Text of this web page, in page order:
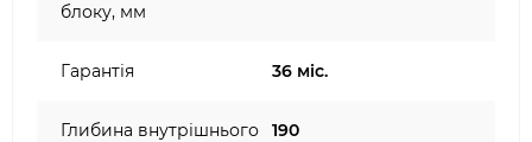
блоку, мм
Гарантія 36 міс.
Глибина внутрішнього
190